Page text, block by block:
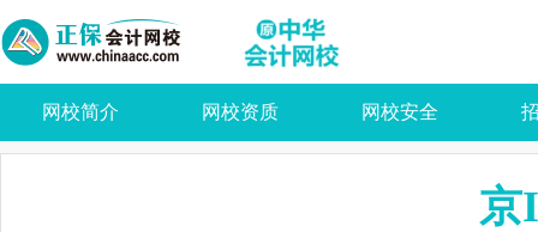
网校简介 网校资质 网校安全
京